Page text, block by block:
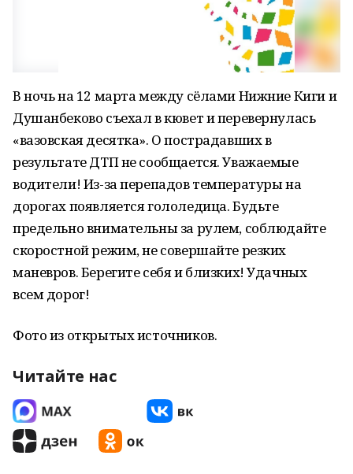
В ночь на 12 марта между сёлами Нижние Киги и
Душанбеково съехал в кювет и перевернулась
«вазовская десятка». О пострадавших в
результате ДТП не сообщается. Уважаемые
водители! Из-за перепадов температуры на
дорогах появляется гололедица. Будьте
предельно внимательны за рулем, соблюдайте
скоростной режим, не совершайте резких
маневров. Берегите себя и близких! Удачных
всем дорог!
Фото из открытых источников.
Читайте нас